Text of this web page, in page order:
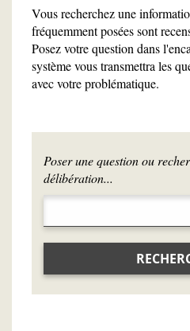
Vous recherchez une
fréquemment posées sont
Posez votre question dans
système vous transmettra les
avec votre problématique.
Poser une question ou
délibération...